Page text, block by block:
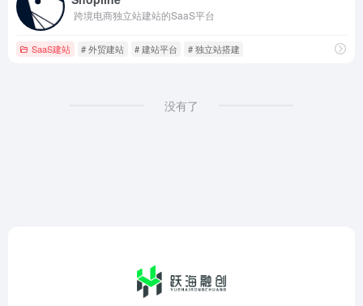
跨境电商独立站建站的SaaS平台
SaaS建站 # 外贸建站 # 建站平台 # 独立站搭建
没有了